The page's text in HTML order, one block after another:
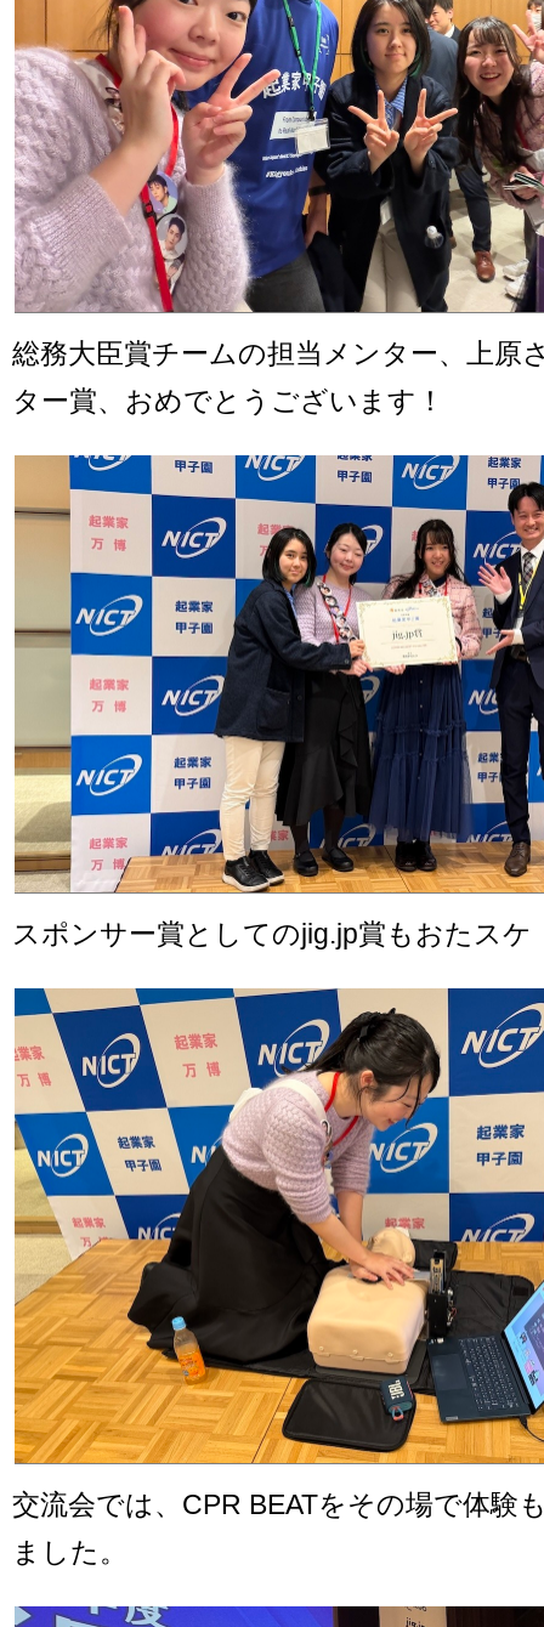
総務大臣賞チームの担当メンター、上原
ター賞、おめでとうございます！
スポンサー賞としてのjig.jp賞もおたスケ
交流会では、CPR BEATをその場で体験
ました。